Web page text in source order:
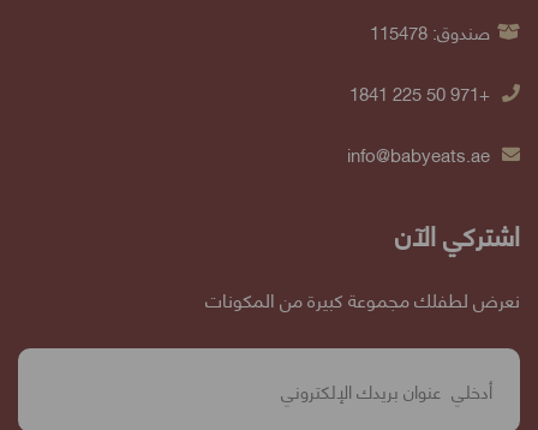
صندوق: 115478
+971 50 225 1841
info@babyeats.ae
اشتركي الآن
نعرض لطفلك مجموعة كبيرة من المكونات